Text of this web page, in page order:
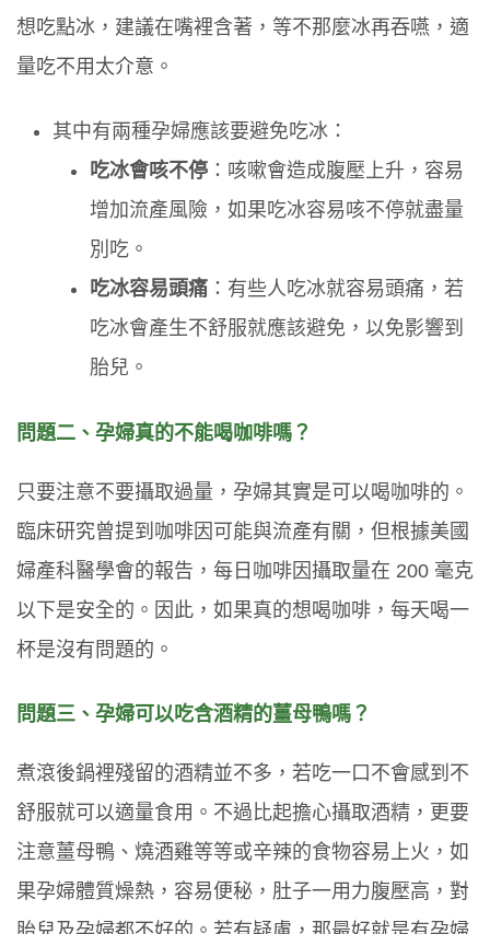
想吃點冰，建議在嘴裡含著，等不那麼冰再吞嚥，適
量吃不用太介意。
其中有兩種孕婦應該要避免吃冰：
吃冰會咳不停：咳嗽會造成腹壓上升，容易
增加流產風險，如果吃冰容易咳不停就盡量
別吃。
吃冰容易頭痛：有些人吃冰就容易頭痛，若
吃冰會產生不舒服就應該避免，以免影響到
胎兒。
問題二、 孕婦真的不能喝咖啡嗎？
只要注意不要攝取過量，孕婦其實是可以喝咖啡的。
臨床研究曾提到咖啡因可能與流產有關，但根據美國
婦產科醫學會的報告，每日咖啡因攝取量在 200 毫克
以下是安全的。因此，如果真的想喝咖啡，每天喝一
杯是沒有問題的。
問題三、 孕婦可以吃含酒精的薑母鴨嗎？
煮滾後鍋裡殘留的酒精並不多，若吃一口不會感到不
舒服就可以適量食用。不過比起擔心攝取酒精，更要
注意薑母鴨、燒酒雞等等或辛辣的食物容易上火，如
果孕婦體質燥熱，容易便秘，肚子一用力腹壓高，對